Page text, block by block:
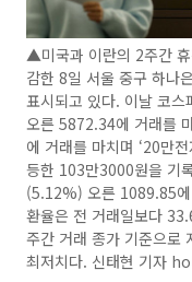
▲미국과 이란의 2주간
감한 8일 서울 중구 하나
표시되고 있다. 이날 코
오른 5872.34에 거래를
에 거래를 마치며 ‘20만
등한 103만3000원을 기
(5.12%) 오른 1089.85에
환율은 전 거래일보다
주간 거래 종가 기준으로
최저치다. 신태현 기자